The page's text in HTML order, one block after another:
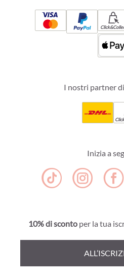
I nostri partner
Inizia a
10% di sconto per la tua